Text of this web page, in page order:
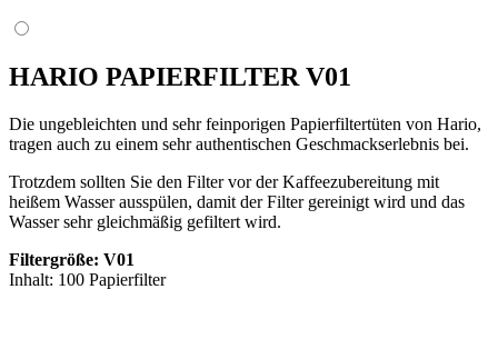
HARIO PAPIERFILTER V01
Die ungebleichten und sehr feinporigen Papierfiltertüten von Hario,
tragen auch zu einem sehr authentischen Geschmackserlebnis bei.
Trotzdem sollten Sie den Filter vor der Kaffeezubereitung mit
heißem Wasser ausspülen, damit der Filter gereinigt wird und das
Wasser sehr gleichmäßig gefiltert wird.
Filtergröße: V01
Inhalt: 100 Papierfilter